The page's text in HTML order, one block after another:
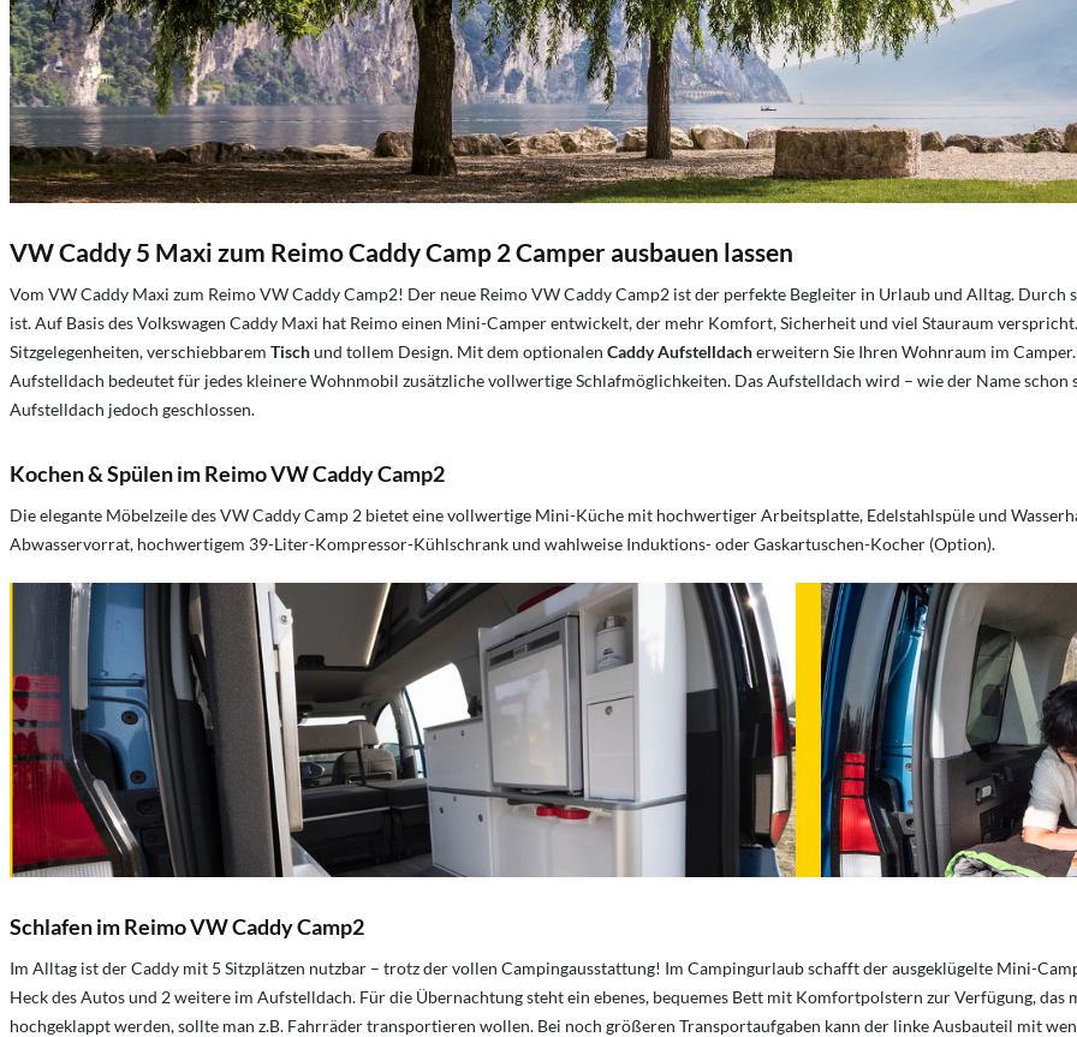
VW Caddy 5 Maxi zum Reimo Caddy Camp 2 Camper ausbauen lassen
Vom VW Caddy Maxi zum Reimo VW Caddy Camp2! Der neue Reimo VW Caddy Camp2 ist der perfekte Begleiter in Urlaub und Alltag.
ist. Auf Basis des Volkswagen Caddy Maxi hat Reimo einen Mini-Camper entwickelt, der mehr Komfort, Sicherheit und viel Stauraum
Sitzgelegenheiten, verschiebbarem Tischund tollem Design. Mit dem optionalen Caddy Aufstelldacherweitern Sie Ihren Wohnraum im
Aufstelldach bedeutet für jedes kleinere Wohnmobil zusätzliche vollwertige Schlafmöglichkeiten. Das Aufstelldach wird – wie der Name schon
Aufstelldach jedoch geschlossen.
Kochen & Spülen im Reimo VW Caddy Camp2
Die elegante Möbelzeile des VW Caddy Camp 2 bietet eine vollwertige Mini-Küche mit hochwertiger Arbeitsplatte, Edelstahlspüle und
Abwasservorrat, hochwertigem 39-Liter-Kompressor-Kühlschrank und wahlweise Induktions- oder Gaskartuschen-Kocher (Option).
Schlafen im Reimo VW Caddy Camp2
Im Alltag ist der Caddy mit 5 Sitzplätzen nutzbar – trotz der vollen Campingausstattung! Im Campingurlaub schafft der ausgeklügelte Mini-
Heck des Autos und 2 weitere im Aufstelldach. Für die Übernachtung steht ein ebenes, bequemes Bett mit Komfortpolstern zur Verfügung,
hochgeklappt werden, sollte man z.B. Fahrräder transportieren wollen. Bei noch größeren Transportaufgaben kann der linke Ausbauteil mit